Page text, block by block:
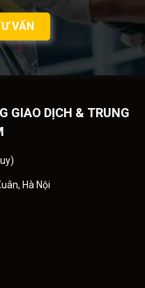
VẤN
GIAO DỊCH & TRUNG
Hà Nội